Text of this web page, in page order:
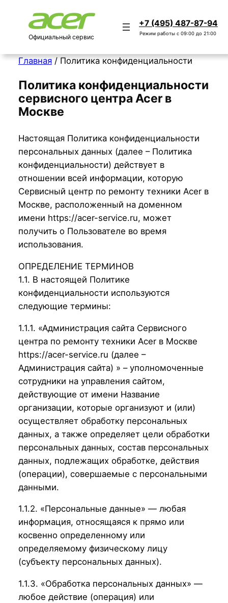
Официальный сервис
+7 (495) 487-87-94
Режим работы с 09:00 до 21:00
Главная/Политика конфиденциальности
Политика конфиденциальности
сервисного центра Acer в
Москве
Настоящая Политика конфиденциальности
персональных данных (далее – Политика
конфиденциальности) действует в
отношении всей информации, которую
Сервисный центр по ремонту техники Acer в
Москве, расположенный на доменном
имени https://acer-service.ru, может
получить о Пользователе во время
использования.
ОПРЕДЕЛЕНИЕ ТЕРМИНОВ
1.1. В настоящей Политике
конфиденциальности используются
следующие термины:
1.1.1. «Администрация сайта Сервисного
центра по ремонту техники Acer в Москве
https://acer-service.ru (далее –
Администрация сайта) » – уполномоченные
сотрудники на управления сайтом,
действующие от имени Название
организации, которые организуют и (или)
осуществляет обработку персональных
данных, а также определяет цели обработки
персональных данных, состав персональных
данных, подлежащих обработке, действия
(операции), совершаемые с персональными
данными.
1.1.2. «Персональные данные» — любая
информация, относящаяся к прямо или
косвенно определенному или
определяемому физическому лицу
(субъекту персональных данных).
1.1.3. «Обработка персональных данных» —
любое действие (операция) или